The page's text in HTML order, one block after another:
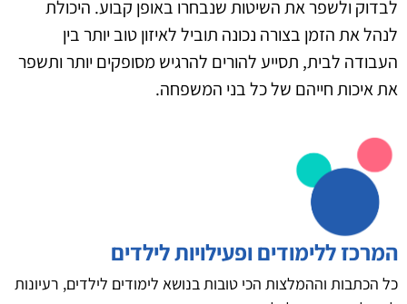
לבדוק ולשפר את השיטות שנבחרו באופן קבוע. היכולת
לנהל את הזמן בצורה נכונה תוביל לאיזון טוב יותר בין
העבודה לבית, תסייע להורים להרגיש מסופקים יותר ותשפר
את איכות חייהם של כל בני המשפחה.
המרכז ללימודים ופעילויות לילדים
כל הכתבות וההמלצות הכי טובות בנושא לימודים לילדים, רעיונות